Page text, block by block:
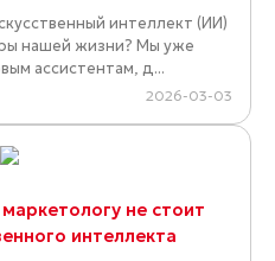
интеллект (ИИ)
нашей жизни? Мы уже
ассистентам, д...
2026-03-03
не стоит
интеллекта